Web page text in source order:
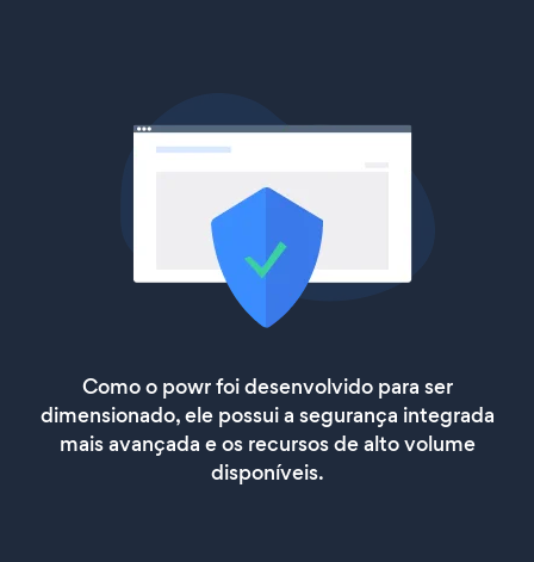
Como o powr foi desenvolvido para ser
dimensionado, ele possui a segurança integrada
mais avançada e os recursos de alto volume
disponíveis.